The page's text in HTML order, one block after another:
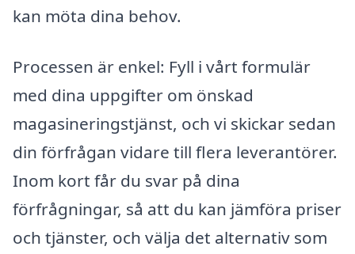
kan möta dina behov.
Processen är enkel: Fyll i vårt formulär
med dina uppgifter om önskad
magasineringstjänst, och vi skickar sedan
din förfrågan vidare till flera leverantörer.
Inom kort får du svar på dina
förfrågningar, så att du kan jämföra priser
och tjänster, och välja det alternativ som